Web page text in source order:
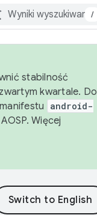
/
stabilność
kwartale. Do
android-
Więcej